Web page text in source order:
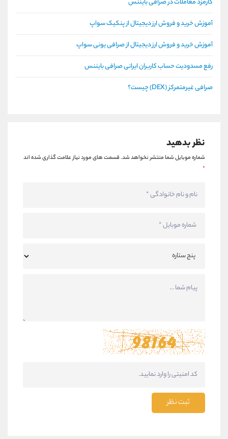
کارمزد معاملات در صرافی بایننس
آموزش خرید و فروش ارز دیجیتال از پنکیک سواپ
آموزش خرید و فروش ارز دیجیتال از صرافی یونی سواپ
رفع مسدودیت حساب کاربران ایرانی صرافی بایننس
صرافی غیرمتمرکز (DEX) چیست؟
نظر بدهید
شماره موبایل شما منتشر نخواهد شد.قسمت های مورد نیاز علامت گذاری شده اند
*
ثبت نظر